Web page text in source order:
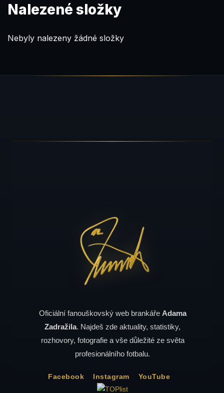
Nalezené složky
Nebyly nalezeny žádné složky
Oficiální fanouškovský web brankáře Adama
Zadražila. Najdeš zde aktuality, statistiky,
rozhovory, fotografie a vše důležité ze světa
profesionálního fotbalu.
Facebook Instagram YouTube